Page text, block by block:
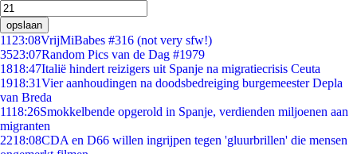
opslaan
11 23:08VrijMiBabes #316 (not very sfw!)
3523:07Random Pics van de Dag #1979
1818:47Italië hindert reizigers uit Spanje na migratiecrisis Ceuta
1918:31Vier aanhoudingen na doodsbedreiging burgemeester Depla
van Breda
1118:26Smokkelbende opgerold in Spanje, verdienden miljoenen aan
migranten
2218:08CDA en D66 willen ingrijpen tegen 'gluurbrillen' die mensen